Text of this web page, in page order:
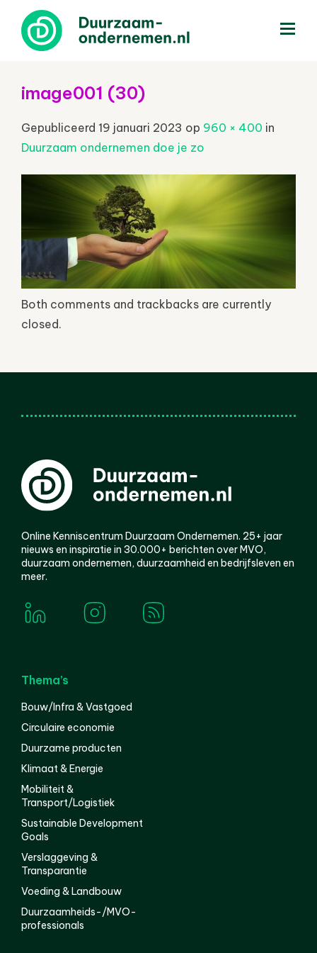
image001 (30)
Gepubliceerd 19 januari 2023 op 960 × 400 in
Duurzaam ondernemen doe je zo
Both comments and trackbacks are currently
closed.
Online Kenniscentrum Duurzaam Ondernemen. 25+ jaar
nieuws en inspiratie in 30.000+ berichten over MVO,
duurzaam ondernemen, duurzaamheid en bedrijfsleven en
meer.
Thema’s
Bouw/Infra & Vastgoed
Circulaire economie
Duurzame producten
Klimaat & Energie
Mobiliteit &
Transport/Logistiek
Sustainable Development
Goals
Verslaggeving &
Transparantie
Voeding & Landbouw
Duurzaamheids-/MVO-
professionals